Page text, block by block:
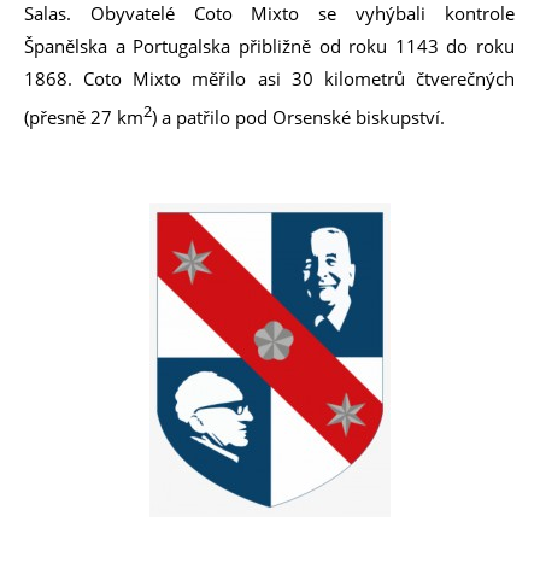
Salas. Obyvatelé Coto Mixto se vyhýbali kontrole
Španělska a Portugalska přibližně od roku 1143 do roku
1868. Coto Mixto měřilo asi 30 kilometrů čtverečných
(přesně 27 km2) a patřilo pod Orsenské biskupství.